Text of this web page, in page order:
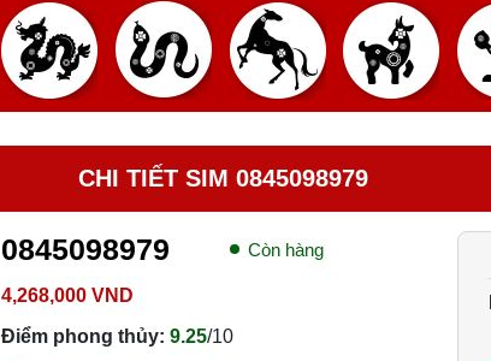
CHI TIẾT SIM 0845098979
0845098979 Còn hàng
4,268,000 VND
Điểm phong thủy: 9.25/10